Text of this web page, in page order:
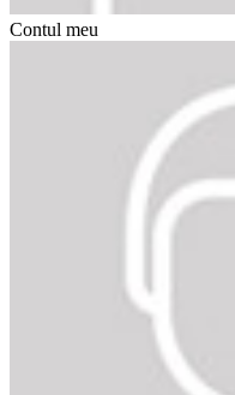
Contul meu